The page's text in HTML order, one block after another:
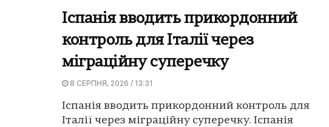
Іспанія вводить прикордонний
контроль для Італії через
міграційну суперечку
8 СЕРПНЯ, 2026 / 13:31
Іспанія вводить прикордонний контроль для
Італії через міграційну суперечку. Іспанія